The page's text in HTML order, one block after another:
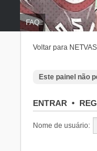
FAQ
Voltar para
Este painel não
ENTRAR•
Nome de usuário: